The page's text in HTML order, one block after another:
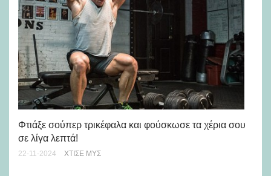
Φτιάξε σούπερ τρικέφαλα και φούσκωσε τα χέρια σου
σε λίγα λεπτά!
22-11-2024 ΧΤΊΣΕ ΜΥΣ